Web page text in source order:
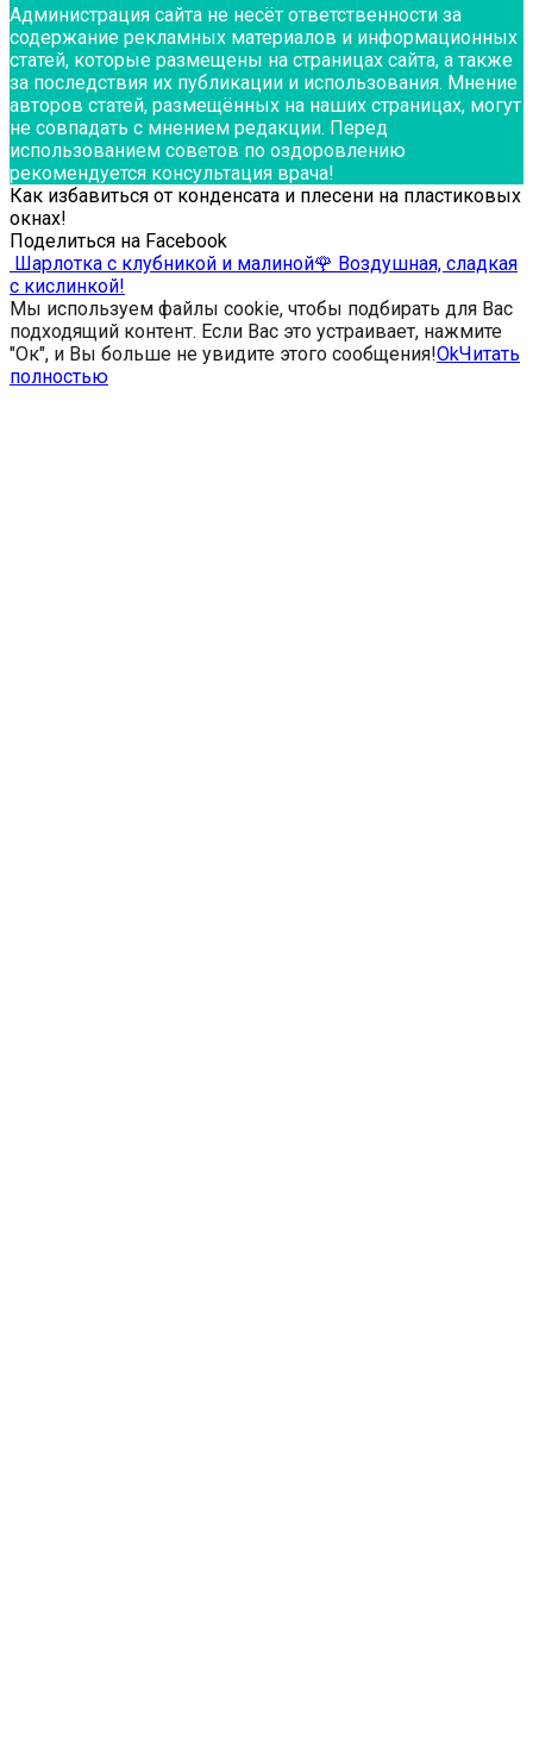
Администрация сайта не несёт ответственности за
содержание рекламных материалов и информационных
статей, которые размещены на страницах сайта, а также
за последствия их публикации и использования. Мнение
авторов статей, размещённых на наших страницах, могут
не совпадать с мнением редакции. Перед
использованием советов по оздоровлению
рекомендуется консультация врача!
Как избавиться от конденсата и плесени на пластиковых
окнах!
Поделиться на Facebook
Шарлотка с клубникой и малиной🌹 Воздушная, сладкая
с кислинкой!
Мы используем файлы cookie, чтобы подбирать для Вас
подходящий контент. Если Вас это устраивает, нажмите
"Ок", и Вы больше не увидите этого сообщения!OkЧитать
полностью